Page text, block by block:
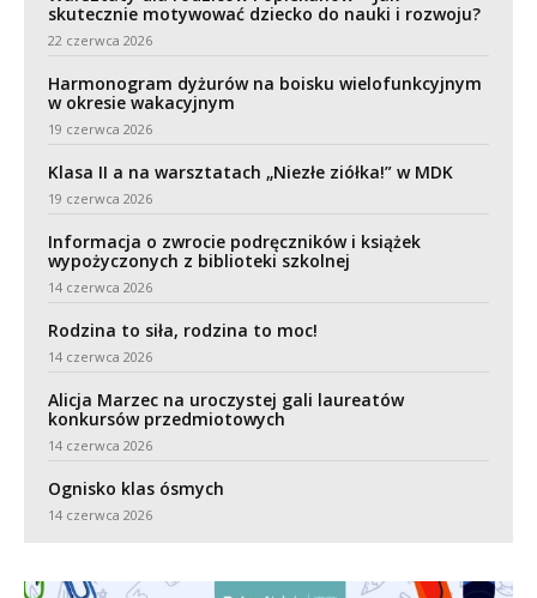
skutecznie motywować dziecko do nauki i rozwoju?
22 czerwca 2026
Harmonogram dyżurów na boisku wielofunkcyjnym
w okresie wakacyjnym
19 czerwca 2026
Klasa II a na warsztatach „Niezłe ziółka!” w MDK
19 czerwca 2026
Informacja o zwrocie podręczników i książek
wypożyczonych z biblioteki szkolnej
14 czerwca 2026
Rodzina to siła, rodzina to moc!
14 czerwca 2026
Alicja Marzec na uroczystej gali laureatów
konkursów przedmiotowych
14 czerwca 2026
Ognisko klas ósmych
14 czerwca 2026